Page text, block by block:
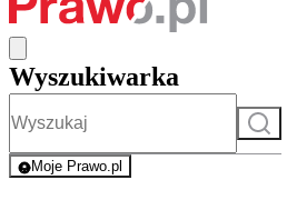
Wyszukiwarka
Szukaj
Moje Prawo.pl
- rejestracja i logowanie do serwisu